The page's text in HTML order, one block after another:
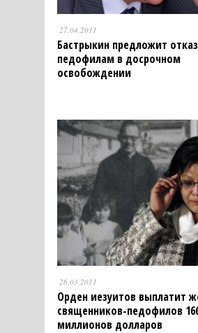
27.04.2011
Бастрыкин предложит
педофилам в досрочном
освобождении
26.03.2011
Орден иезуитов выплатит
священников-педофилов
миллионов долларов